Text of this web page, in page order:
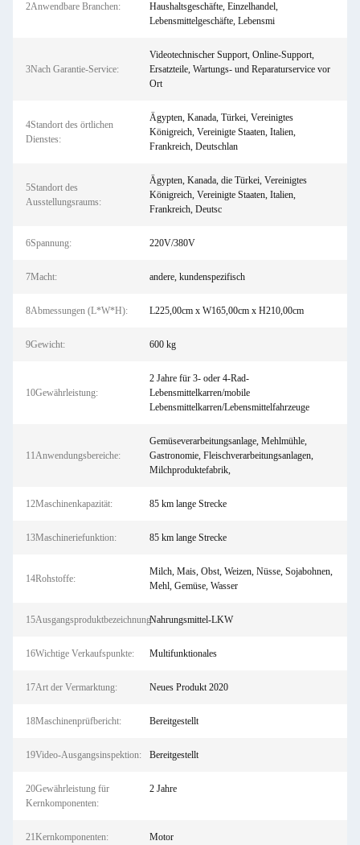
2Anwendbare Branchen:
Haushaltsgeschäfte, Einzelhandel,
Lebensmittelgeschäfte, Lebensmi
3Nach Garantie-Service:
Videotechnischer Support, Online-Support,
Ersatzteile, Wartungs- und Reparaturservice vor
Ort
4Standort des örtlichen
Dienstes:
Ägypten, Kanada, Türkei, Vereinigtes
Königreich, Vereinigte Staaten, Italien,
Frankreich, Deutschlan
5Standort des
Ausstellungsraums:
Ägypten, Kanada, die Türkei, Vereinigtes
Königreich, Vereinigte Staaten, Italien,
Frankreich, Deutsc
6Spannung: 220V/380V
7Macht: andere, kundenspezifisch
8Abmessungen (L*W*H): L225,00cm x W165,00cm x H210,00cm
9Gewicht: 600 kg
10Gewährleistung:
2 Jahre für 3- oder 4-Rad-
Lebensmittelkarren/mobile
Lebensmittelkarren/Lebensmittelfahrzeuge
11Anwendungsbereiche:
Gemüseverarbeitungsanlage, Mehlmühle,
Gastronomie, Fleischverarbeitungsanlagen,
Milchproduktefabrik,
12Maschinenkapazität: 85 km lange Strecke
13Maschineriefunktion: 85 km lange Strecke
14Rohstoffe:
Milch, Mais, Obst, Weizen, Nüsse, Sojabohnen,
Mehl, Gemüse, Wasser
15Ausgangsproduktbezeichnung:Nahrungsmittel-LKW
16Wichtige Verkaufspunkte: Multifunktionales
17Art der Vermarktung: Neues Produkt 2020
18Maschinenprüfbericht: Bereitgestellt
19Video-Ausgangsinspektion: Bereitgestellt
20Gewährleistung für
Kernkomponenten:
2 Jahre
21Kernkomponenten: Motor